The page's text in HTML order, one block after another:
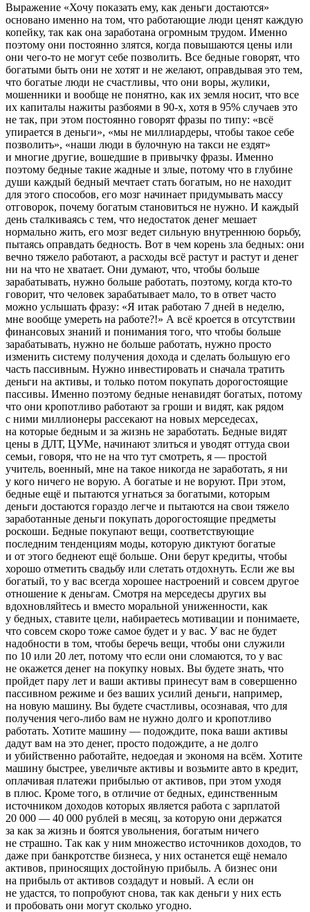
Выражение «Хочу показать ему, как деньги достаются»
основано именно на том, что работающие люди ценят каждую
копейку, так как она заработана огромным трудом. Именно
поэтому они постоянно злятся, когда повышаются цены или
они чего-то не могут себе позволить. Все бедные говорят, что
богатыми быть они не хотят и не желают, оправдывая это тем,
что богатые люди не счастливы, что они воры, жулики,
мошенники и вообще не понятно, как их земля носит, что все
их капиталы нажиты разбоями в 90-х, хотя в 95% случаев это
не так, при этом постоянно говорят фразы по типу: «всё
упирается в деньги», «мы не миллиардеры, чтобы такое себе
позволить», «наши люди в булочную на такси не ездят»
и многие другие, вошедшие в привычку фразы. Именно
поэтому бедные такие жадные и злые, потому что в глубине
души каждый бедный мечтает стать богатым, но не находит
для этого способов, его мозг начинает придумывать массу
отговорок, почему богатым становиться не нужно. И каждый
день сталкиваясь с тем, что недостаток денег мешает
нормально жить, его мозг ведет сильную внутреннюю борьбу,
пытаясь оправдать бедность. Вот в чем корень зла бедных: они
вечно тяжело работают, а расходы всё растут и растут и денег
ни на что не хватает. Они думают, что, чтобы больше
зарабатывать, нужно больше работать, поэтому, когда кто-то
говорит, что человек зарабатывает мало, то в ответ часто
можно услышать фразу: «Я итак работаю 7 дней в неделю,
мне вообще умереть на работе?!» А всё кроется в отсутствии
финансовых знаний и понимания того, что чтобы больше
зарабатывать, нужно не больше работать, нужно просто
изменить систему получения дохода и сделать большую его
часть пассивным. Нужно инвестировать и сначала тратить
деньги на активы, и только потом покупать дорогостоящие
пассивы. Именно поэтому бедные ненавидят богатых, потому
что они кропотливо работают за гроши и видят, как рядом
с ними миллионеры рассекают на новых мерседесах,
на которые бедным и за жизнь не заработать. Бедные видят
цены в ДЛТ, ЦУМе, начинают злиться и уводят оттуда свои
семьи, говоря, что не на что тут смотреть, я — простой
учитель, военный, мне на такое никогда не заработать, я ни
у кого ничего не ворую. А богатые и не воруют. При этом,
бедные ещё и пытаются угнаться за богатыми, которым
деньги достаются гораздо легче и пытаются на свои тяжело
заработанные деньги покупать дорогостоящие предметы
роскоши. Бедные покупают вещи, соответствующие
последним тенденциям моды, которую диктуют богатые
и от этого беднеют ещё больше. Они берут кредиты, чтобы
хорошо отметить свадьбу или слетать отдохнуть. Если же вы
богатый, то у вас всегда хорошее настроений и совсем другое
отношение к деньгам. Смотря на мерседесы других вы
вдохновляйтесь и вместо моральной униженности, как
у бедных, ставите цели, набираетесь мотивации и понимаете,
что совсем скоро тоже самое будет и у вас. У вас не будет
надобности в том, чтобы беречь вещи, чтобы они служили
по 10 или 20 лет, потому что если они сломаются, то у вас
не окажется денег на покупку новых. Вы будете знать, что
пройдет пару лет и ваши активы принесут вам в совершенно
пассивном режиме и без ваших усилий деньги, например,
на новую машину. Вы будете счастливы, осознавая, что для
получения чего-либо вам не нужно долго и кропотливо
работать. Хотите машину — подождите, пока ваши активы
дадут вам на это денег, просто подождите, а не долго
и убийственно работайте, недоедая и экономя на всём. Хотите
машину быстрее, увеличьте активы и возьмите авто в кредит,
оплачивая платежи прибылью от активов, при этом уходя
в плюс. Кроме того, в отличие от бедных, единственным
источником доходов которых является работа с зарплатой
20 000 — 40 000 рублей в месяц, за которую они держатся
за как за жизнь и боятся увольнения, богатым ничего
не страшно. Так как у ним множество источников доходов, то
даже при банкротстве бизнеса, у них останется ещё немало
активов, приносящих достойную прибыль. А бизнес они
на прибыль от активов создадут и новый. А если он
не удастся, то попробуют снова, так как деньги у них есть
и пробовать они могут сколько угодно.